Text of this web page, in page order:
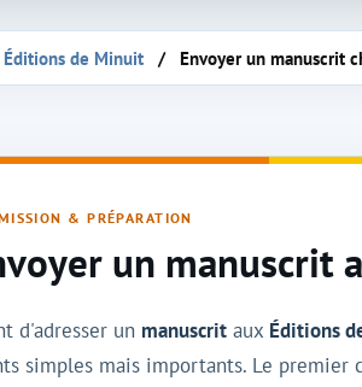
Éditions de Minuit Envoyer un manuscrit
& PRÉPARATION
un manuscrit
d'adresser un manuscrit aux Éditions
simples mais importants. Le premier